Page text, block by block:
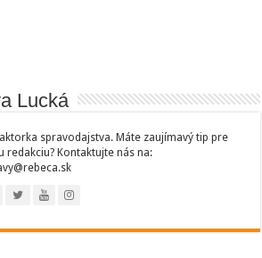
Lucká
spravodajstva. Máte zaujímavý tip pre
redakciu? Kontaktujte nás na: